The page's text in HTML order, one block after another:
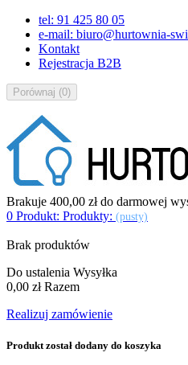
tel: 91 425 80 05
e-mail: biuro@hurtownia-
Kontakt
Rejestracja B2B
Porównaj (0)
Brakuje 400,00 złdo darmowej
0 Produkt: Produkty: (pusty)
Brak produktów
Do ustalenia Wysyłka
0,00 zł Razem
Realizuj zamówienie
Produkt został dodany do koszyka